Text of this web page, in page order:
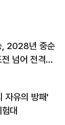
, 2028년 중순
넘어 전격
자유의 방패'
대